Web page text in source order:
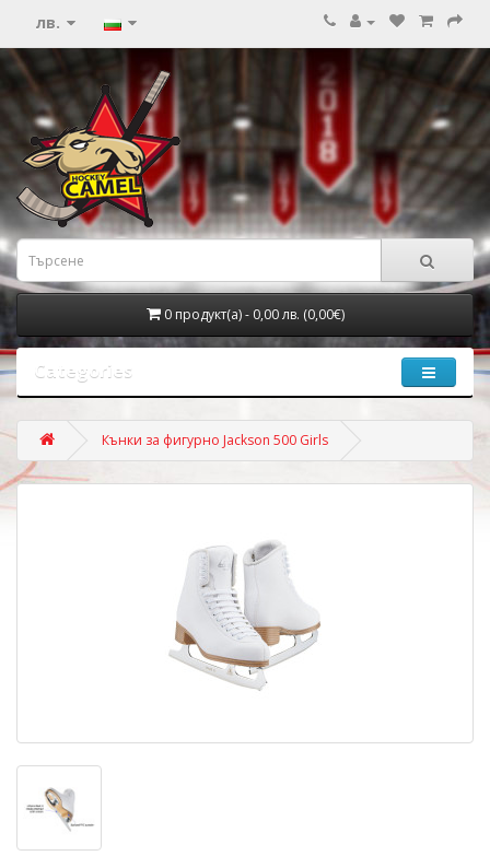
лв.
0 продукт(а) - 0,00 лв. (0,00€)
Categories
Кънки за фигурно Jackson 500 Girls